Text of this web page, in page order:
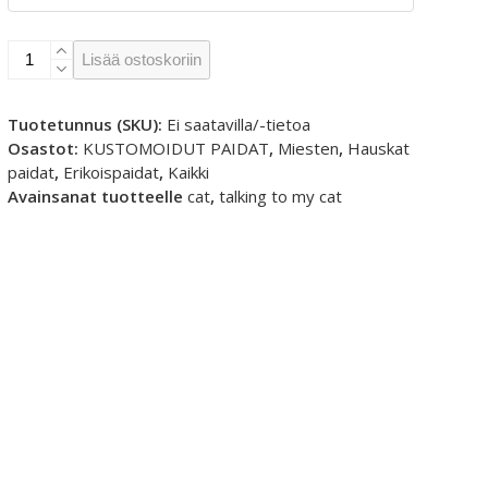
SORRY
TALKING
TO
MY
CAT
Lisää ostoskoriin
Tuotetunnus (SKU): Ei saatavilla/-tietoa
Osastot: KUSTOMOIDUT PAIDAT, Miesten, Hauskat
paidat, Erikoispaidat, Kaikki
Avainsanat tuotteellecat,talking to my cat